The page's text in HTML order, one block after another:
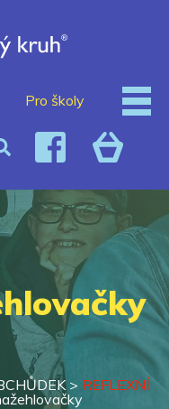
Pro školy
> REFLEXNÍ